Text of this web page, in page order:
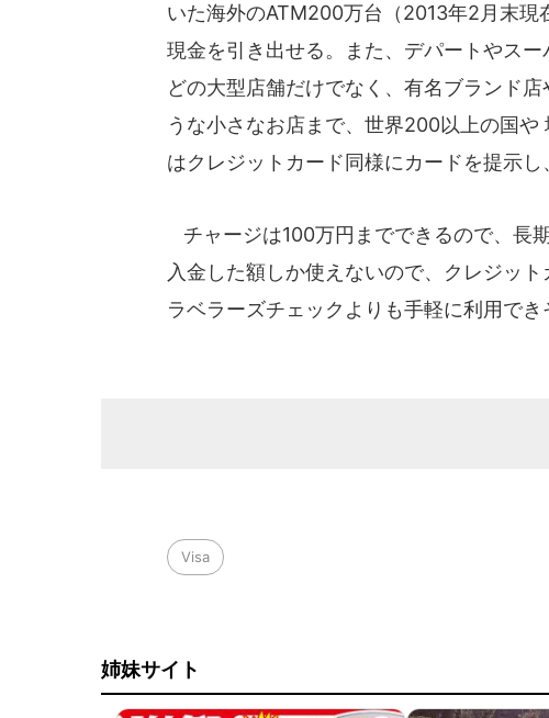
いた海外のATM200万台（2013年2月末現
現金を引き出せる。また、デパートやスー
どの大型店舗だけでなく、有名ブランド
うな小さなお店まで、世界200以上の国
はクレジットカード同様にカードを提示し
チャージは100万円までできるので、長
入金した額しか使えないので、クレジッ
ラベラーズチェックよりも手軽に利用でき
Visa
姉妹サイト